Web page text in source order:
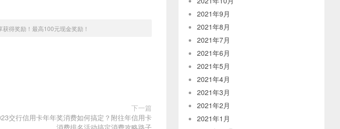
获得奖励！最高100元现金奖励！
下一篇
交行信用卡年年奖消费如何搞定？附往年信用卡
消费排名活动搞定消费攻略路子
2021年9月
2021年8月
2021年7月
2021年6月
2021年5月
2021年4月
2021年3月
2021年2月
2021年1月